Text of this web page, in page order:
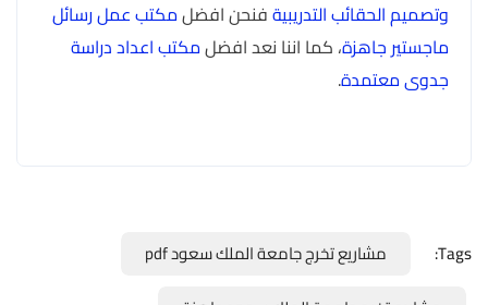
وتصميم الحقائب التدريبيةفنحن افضلمكتب عمل رسائل
ماجستير جاهزة، كما اننا نعد افضلمكتب اعداد دراسة
جدوى معتمدة.
Tags:
مشاريع تخرج جامعة الملك سعود pdf